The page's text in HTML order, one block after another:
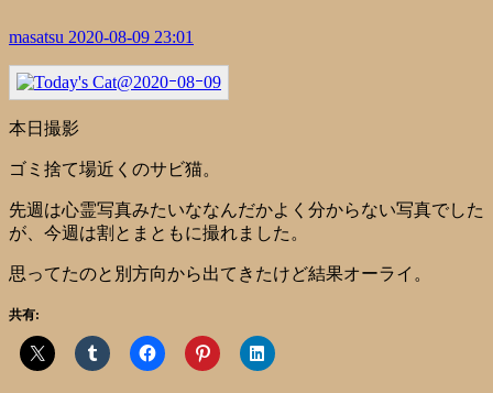
masatsu 2020-08-09 23:01
本日撮影
ゴミ捨て場近くのサビ猫。
先週は心霊写真みたいななんだかよく分からない写真でした
が、今週は割とまともに撮れました。
思ってたのと別方向から出てきたけど結果オーライ。
共有: